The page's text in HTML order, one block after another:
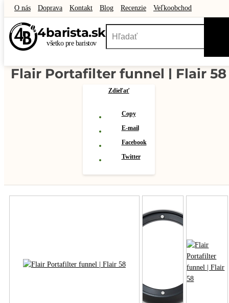
O nás Doprava Kontakt Blog Recenzie
Veľkoobchod
Darčekové poukážky
Akciový tovar Outlet
4barista.sk
všetko pre baristov
Flair Portafilter funnel | Flair 58
Zdieľať
Copy
E-mail
Facebook
Twitter